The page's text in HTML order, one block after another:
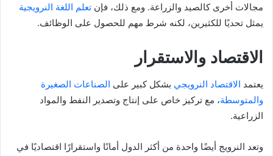
مجالات أخرى كالصيد والزراعة. ومع ذلك، فإن تعلم اللغة النرويجية
يمثل تحديًا للكثيرين، لكنه شرط مهم للحصول على الوظائف.
الاقتصاد والاستقرار
يعتمد الاقتصاد النرويجي بشكل كبير على الصناعات الصغيرة
والمتوسطة، مع تركيز خاص على إنتاج وتصدير النفط والمواد
الزراعية.
وتعد النرويج أيضًا واحدة من أكثر الدول أمانًا واستقرارًا اقتصاديًا في